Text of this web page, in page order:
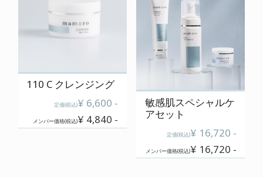
110 C クレンジング
定価(税込)¥ 6,600 -
メンバー価格(税込)¥ 4,840 -
敏感肌スペシャルケ
アセット
定価(税込)¥ 16,720 -
メンバー価格(税込)¥ 16,720 -